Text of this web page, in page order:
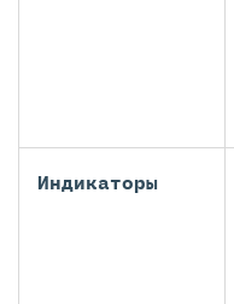
Индикаторы